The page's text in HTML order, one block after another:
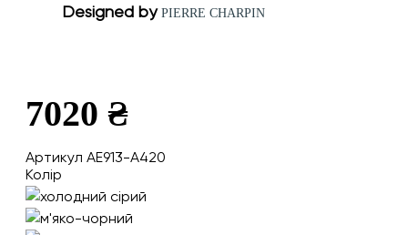
Designed by PIERRE CHARPIN
7020 ₴
Артикул AE913-A420
Колір